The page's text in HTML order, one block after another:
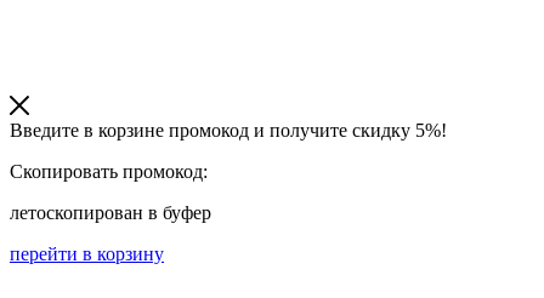
Введите в корзине промокод и получите скидку 5%!
Скопировать промокод:
летоскопирован в буфер
перейти в корзину